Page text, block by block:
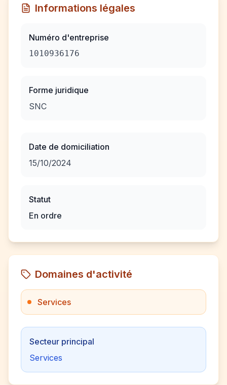
Informations légales
Numéro d'entreprise
1010936176
Forme juridique
SNC
Date de domiciliation
15/10/2024
Statut
En ordre
Domaines d'activité
Services
Secteur principal
Services